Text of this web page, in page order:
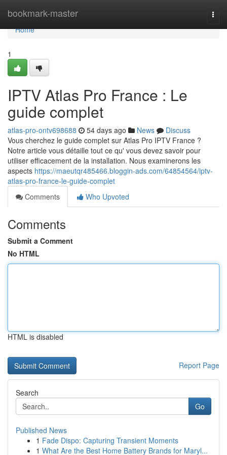
bookmark-master
Home
Home
1
IPTV Atlas Pro France : Le
guide complet
atlas-pro-ontv698688 54 days ago News
Discuss
Vous cherchez le guide complet sur Atlas Pro IPTV France ?
Notre article vous détaille tout ce qu' vous devez savoir pour
utiliser efficacement de la installation. Nous examinerons les
aspects https://maeutqr485466.bloggin-ads.com/64854564/iptv-
atlas-pro-france-le-guide-complet
Comments
Who Upvoted
Comments
Submit a Comment
No HTML
HTML is disabled
Report Page
Search
Go
Published News
1 Fade Dispo: Capturing Transient Moments
1 What Are the Best Home Battery Brands for Maryl...